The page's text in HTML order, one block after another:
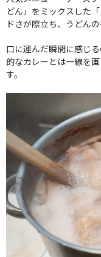
どん」をミックスした
ドさが際立ち、うどん
口に運んだ瞬間に感じ
的なカレーとは一線を
す。